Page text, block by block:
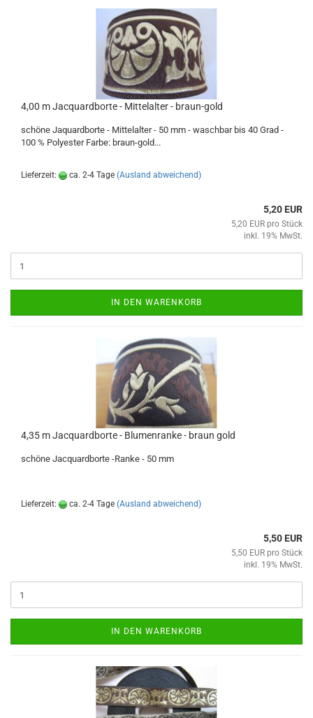
4,00 m Jacquardborte - Mittelalter - braun-gold
schöne Jaquardborte - Mittelalter - 50 mm - waschbar bis 40 Grad -
100 % Polyester Farbe: braun-gold...
Lieferzeit: ca. 2-4 Tage (Ausland abweichend)
5,20 EUR
5,20 EUR pro Stück
inkl. 19% MwSt.
IN DEN WARENKORB
4,35 m Jacquardborte - Blumenranke - braun gold
schöne Jacquardborte -Ranke - 50 mm
Lieferzeit: ca. 2-4 Tage (Ausland abweichend)
5,50 EUR
5,50 EUR pro Stück
inkl. 19% MwSt.
IN DEN WARENKORB